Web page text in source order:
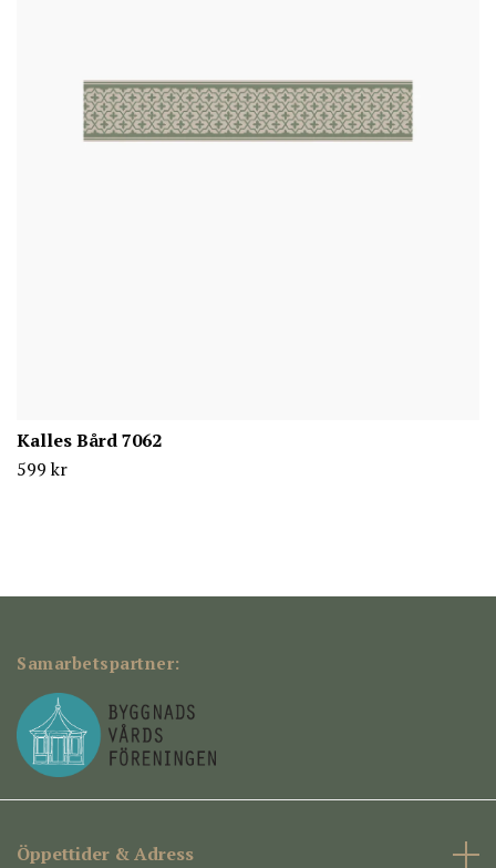
Kalles Bård 7062
599 kr
Samarbetspartner:
Öppettider & Adress